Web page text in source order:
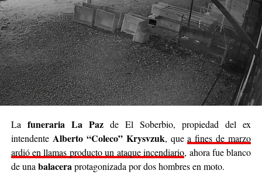
entero, pero sí podemos cambiar el día de alguien”.
Se trata de una iniciativa hecha a pulmón, con esfuerzo
propio y con el acompañamiento de cada persona que
decide sumar su granito de arena, ya sea concamperas,
buzos, sacos, frazadas, colchas, mantas, bufandas,
gorros, guantes y todo lo que pueda abrigar.
Cabe destacar que para mediados de mayo será la
entrega de donaciones y tienen planificado realizar ollas
populares de arroz con pollo, por lo que también
recibirán donaciones de alimentos no perecederos.
La funeraria La Pazde El Soberbio, propiedad del ex
intendente Alberto “Coleco” Krysvzuk, quea fines de marzo
ardió en llamas producto un ataque incendiario, ahora fue blanco
de unabalaceraprotagonizada por dos hombres en moto.